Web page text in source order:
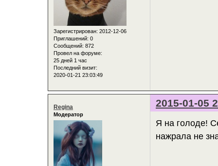
Зарегистрирован: 2012-12-06
Приглашений: 0
Сообщений: 872
Провел на форуме:
25 дней 1 час
Последний визит:
2020-01-21 23:03:49
2015-01-05
Regina
Модератор
Я на голоде!
нажрала не